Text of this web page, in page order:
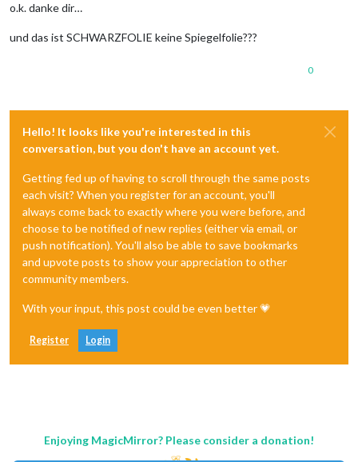
o.k. danke dir…
und das ist SCHWARZFOLIE keine Spiegelfolie???
0
Hello! It looks like you're interested in this
conversation, but you don't have an account yet.
Getting fed up of having to scroll through the same posts
each visit? When you register for an account, you'll
always come back to exactly where you were before, and
choose to be notified of new replies (either via email, or
push notification). You'll also be able to save bookmarks
and upvote posts to show your appreciation to other
community members.
With your input, this post could be even better 💗
Register Login
Enjoying MagicMirror? Please consider a donation!